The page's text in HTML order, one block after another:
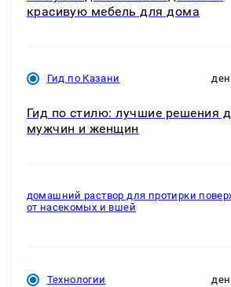
красивую мебель для дома
Гид по Казани
Гид по стилю: лучшие решения
мужчин и женщин
домашний раствор для протирки
от насекомых и вшей
Технологии